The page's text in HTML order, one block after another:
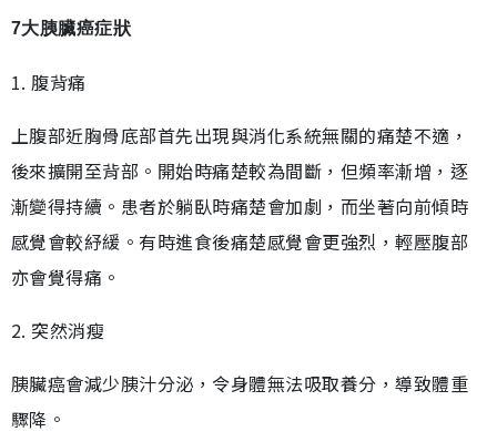
7大胰臟癌症狀
1. 腹背痛
上腹部近胸骨底部首先出現與消化系統無關的痛楚不適，
後來擴開至背部。開始時痛楚較為間斷，但頻率漸增，逐
漸變得持續。患者於躺臥時痛楚會加劇，而坐著向前傾時
感覺會較紓緩。有時進食後痛楚感覺會更強烈，輕壓腹部
亦會覺得痛。
2. 突然消瘦
胰臟癌會減少胰汁分泌，令身體無法吸取養分，導致體重
驟降。